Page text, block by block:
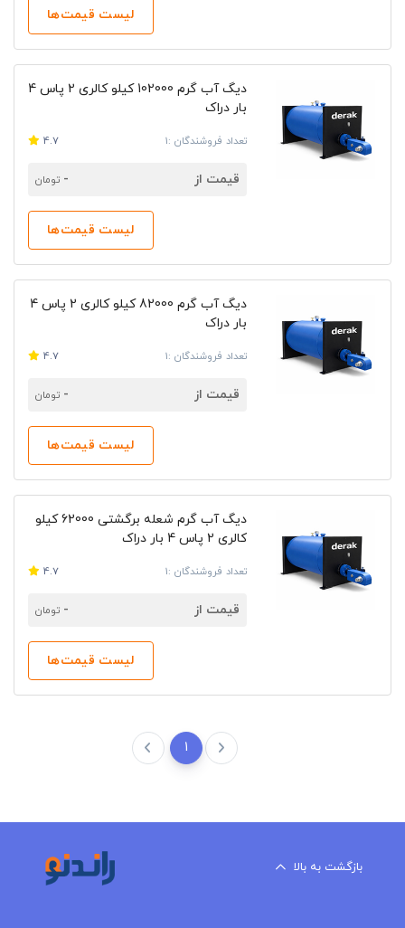
لیست قیمت‌ها
دیگ آب گرم 102000 کیلو کالری 2 پاس 4
بار دراک
تعداد فروشندگان :1 4.7
قیمت از - تومان
لیست قیمت‌ها
دیگ آب گرم 82000 کیلو کالری 2 پاس 4
بار دراک
تعداد فروشندگان :1 4.7
قیمت از - تومان
لیست قیمت‌ها
دیگ آب گرم شعله برگشتی 62000 کیلو
کالری 2 پاس 4 بار دراک
تعداد فروشندگان :1 4.7
قیمت از - تومان
لیست قیمت‌ها
1
بازگشت به بالا